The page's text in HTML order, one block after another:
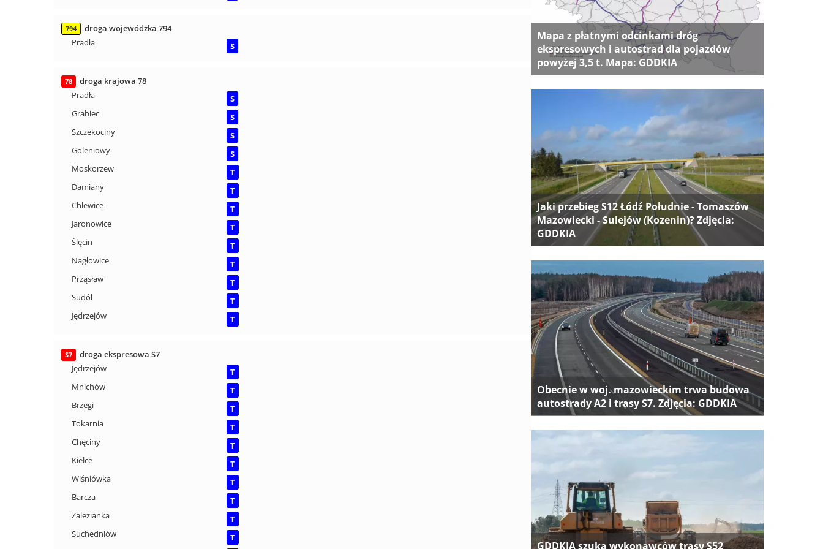
794
droga wojewódzka 794
Pradła
S
78
droga krajowa 78
Pradła
S
Grabiec
S
Szczekociny
S
Goleniowy
S
Moskorzew
T
Damiany
T
Chlewice
T
Jaronowice
T
Ślęcin
T
Nagłowice
T
Prząsław
T
Sudół
T
Jędrzejów
T
S7
droga ekspresowa S7
Jędrzejów
T
Mnichów
T
Brzegi
T
Tokarnia
T
Chęciny
T
Kielce
T
Wiśniówka
T
Barcza
T
Zalezianka
T
Suchedniów
T
Mapa z płatnymi odcinkami dróg
ekspresowych i autostrad dla pojazdów
powyżej 3,5 t. Mapa: GDDKIA
Jaki przebieg S12 Łódź Południe - Tomaszów
Mazowiecki - Sulejów (Kozenin)? Zdjęcia:
GDDKIA
Obecnie w woj. mazowieckim trwa budowa
autostrady A2 i trasy S7. Zdjęcia: GDDKIA
GDDKIA szuka wykonawców trasy S52